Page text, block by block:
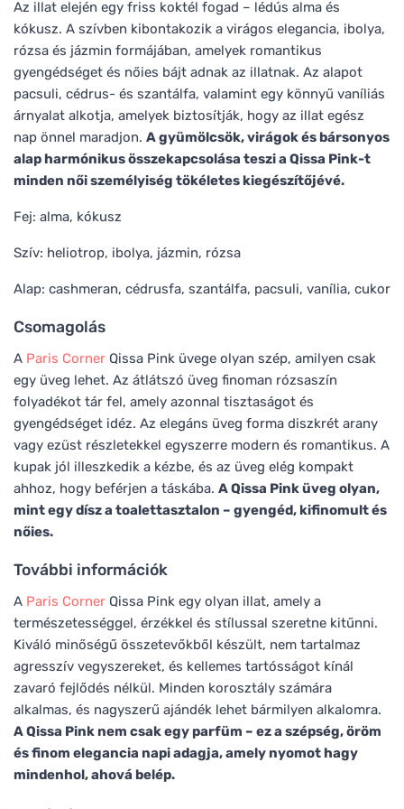
Az illat elején egy friss koktél fogad – lédús alma és
kókusz. A szívben kibontakozik a virágos elegancia, ibolya,
rózsa és jázmin formájában, amelyek romantikus
gyengédséget és nőies bájt adnak az illatnak. Az alapot
pacsuli, cédrus- és szantálfa, valamint egy könnyű vaníliás
árnyalat alkotja, amelyek biztosítják, hogy az illat egész
nap önnel maradjon. A gyümölcsök, virágok és bársonyos
alap harmónikus összekapcsolása teszi a Qissa Pink-t
minden női személyiség tökéletes kiegészítőjévé.
Fej: alma, kókusz
Szív: heliotrop, ibolya, jázmin, rózsa
Alap: cashmeran, cédrusfa, szantálfa, pacsuli, vanília, cukor
Csomagolás
A Paris Corner Qissa Pink üvege olyan szép, amilyen csak
egy üveg lehet. Az átlátszó üveg finoman rózsaszín
folyadékot tár fel, amely azonnal tisztaságot és
gyengédséget idéz. Az elegáns üveg forma diszkrét arany
vagy ezüst részletekkel egyszerre modern és romantikus. A
kupak jól illeszkedik a kézbe, és az üveg elég kompakt
ahhoz, hogy beférjen a táskába. A Qissa Pink üveg olyan,
mint egy dísz a toalettasztalon – gyengéd, kifinomult és
nőies.
További információk
A Paris Corner Qissa Pink egy olyan illat, amely a
természetességgel, érzékkel és stílussal szeretne kitűnni.
Kiváló minőségű összetevőkből készült, nem tartalmaz
agresszív vegyszereket, és kellemes tartósságot kínál
zavaró fejlődés nélkül. Minden korosztály számára
alkalmas, és nagyszerű ajándék lehet bármilyen alkalomra.
A Qissa Pink nem csak egy parfüm – ez a szépség, öröm
és finom elegancia napi adagja, amely nyomot hagy
mindenhol, ahová belép.